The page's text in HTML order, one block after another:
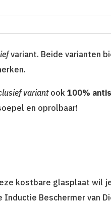
variant. Beide varianten
variantook100%
en oprolbaar!
kostbare glasplaat wil
Beschermer van